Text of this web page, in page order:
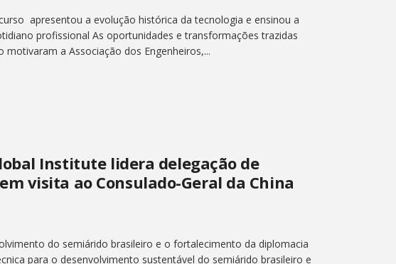
apresentou a evolução histórica da tecnologia e ensinou a
profissional As oportunidades e transformações trazidas
a Associação dos Engenheiros,...
Institute lidera delegação de
visita ao Consulado-Geral da China
do semiárido brasileiro e o fortalecimento da diplomacia
para o desenvolvimento sustentável do semiárido brasileiro e